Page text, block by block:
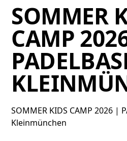
SOMMER
CAMP
SOMMER KIDS CAMP 2026 |
Kleinmünchen